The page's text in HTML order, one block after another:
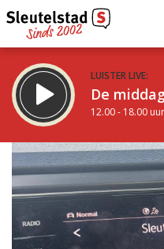
LUISTER LIVE:
De
12.00 - 18.00 uur
STRAKS:
De avond van
18.00 - 21.00 uur
Vorig uur